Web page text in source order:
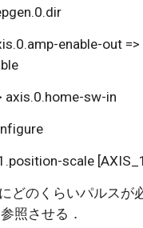
enable-out =>
axis.0.home-sw-in
scale
どのくらいパルスが
照させる．